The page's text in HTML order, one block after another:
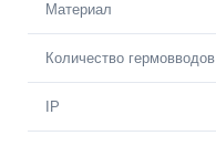
Материал
Количество гермовводов
IP